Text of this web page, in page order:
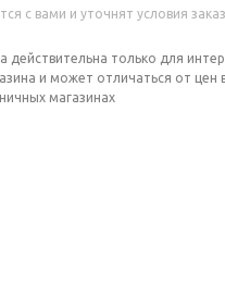
с вами и уточнят условия
действительна только для
и может отличаться от цен
магазинах